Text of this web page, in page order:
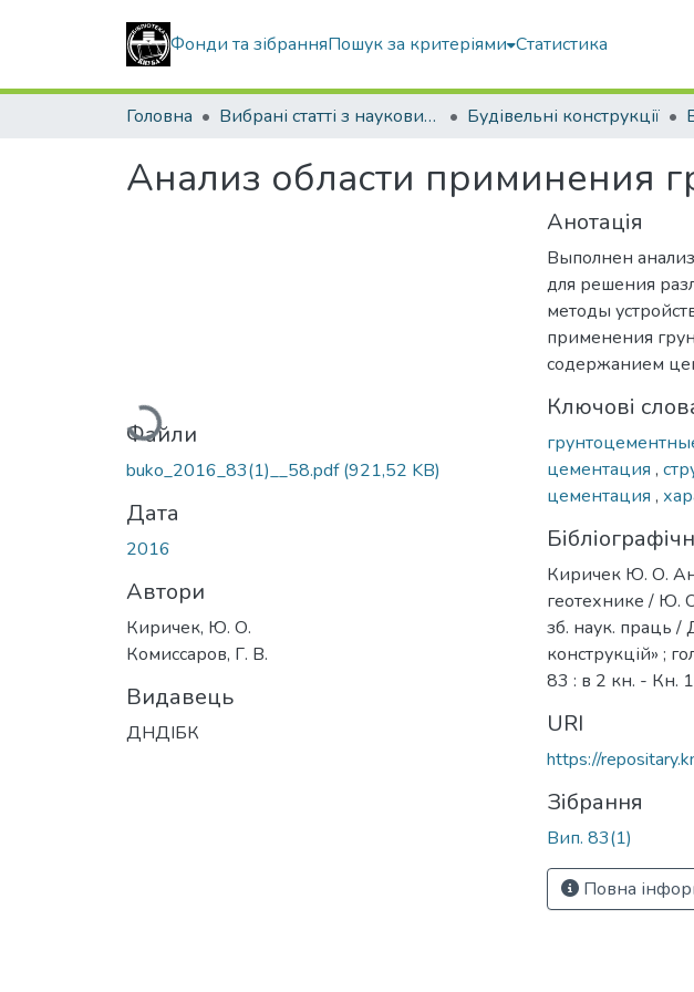
Фонди та зібранняПошук за критеріями Статистика
Головна Вибрані статті з наукових збірників КНУБА Будівельні конструкції
Анализ области приминения
Вантажиться...
Файли
buko_2016_83(1)__58.pdf(921,52 KB)
Дата
2016
Автори
Киричек, Ю. О.
Комиссаров, Г. В.
Видавець
ДНДІБК
Анотація
Выполнен
для решения
методы
применения
содержанием
Ключові
цементация ,
цементация ,
Киричек Ю. О.
геотехнике / Ю.
зб. наук. праць /
конструкцій» ;
83 : в 2 кн. - Кн.
URI
https://
Зібрання
Вип. 83(1)
Повна